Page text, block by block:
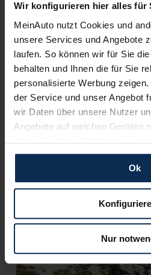
Wir konfigurieren hier alles für
MeinAuto nutzt Cookies und
unsere Services und Angebote
laufen. So können wir für Sie
behalten und Ihnen die für Sie
personalisierte Werbung
der Service und unser Angebot
wir Daten über unsere Nutzer
Angebote auf welchen Geräten
Wenn Sie das „OK“ finden,
und erlauben uns Cookies für
verwenden und diese Daten an
etwa an unsere
zustimmen möchten,
dann nicht auf Sie zuschneiden
perfekt auf dem Weg zu Ihrem
Sie können die Einstellungen
widerrufen.
Ok
Nur
Peugeot 408 Hybrid:
spart bis zu 15 Prozent
Peugeot erweitert seine
sofort den Peugeot 408 mit dem
an. Damit schließt sich das Modell
dem Peugeot 5008 an, die bereits